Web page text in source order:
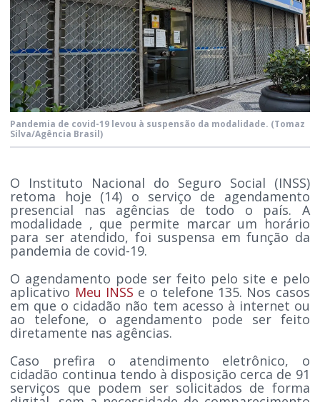
Pandemia de covid-19 levou à suspensão da modalidade. (Tomaz
Silva/Agência Brasil)
O Instituto Nacional do Seguro Social (INSS)
retoma hoje (14) o serviço de agendamento
presencial nas agências de todo o país. A
modalidade , que permite marcar um horário
para ser atendido, foi suspensa em função da
pandemia de covid-19.
O agendamento pode ser feito pelo site e pelo
aplicativo Meu INSS e o telefone 135. Nos casos
em que o cidadão não tem acesso à internet ou
ao telefone, o agendamento pode ser feito
diretamente nas agências.
Caso prefira o atendimento eletrônico, o
cidadão continua tendo à disposição cerca de 91
serviços que podem ser solicitados de forma